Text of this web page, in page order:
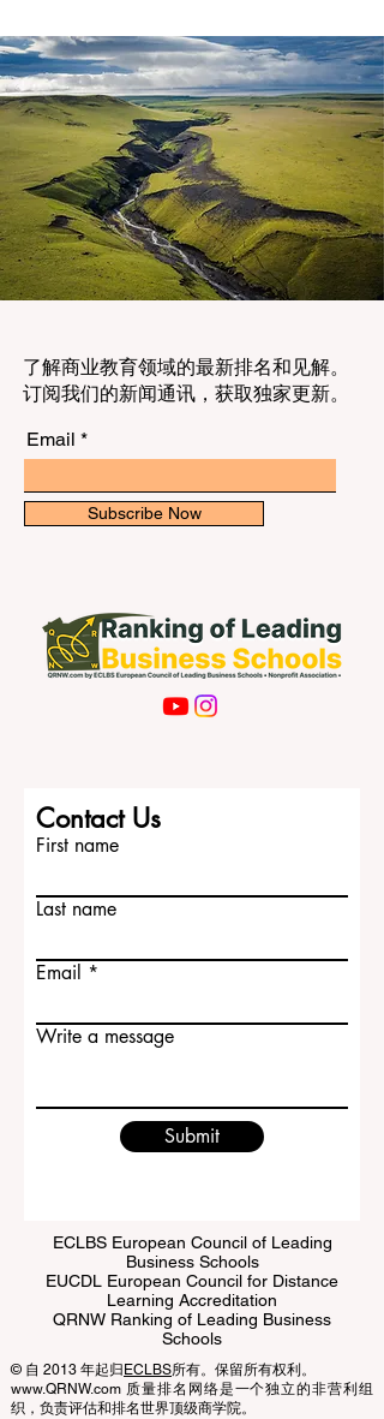
了解商业教育领域的最新排名和见解。
订阅我们的新闻通讯，获取独家更新。
Email
Subscribe Now
Contact Us
First name
Last name
Email
Write a message
Submit
ECLBS European Council of Leading
Business Schools
EUCDL European Council for Distance
Learning Accreditation
QRNW Ranking of Leading Business
Schools
© 自 2013 年起归 ECLBS所有。保留所有权利。
www.QRNW.com 质量排名网络是一个独立的非营利组
织，负责评估和排名世界顶级商学院。